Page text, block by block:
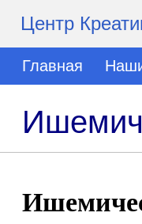
Центр
Главная